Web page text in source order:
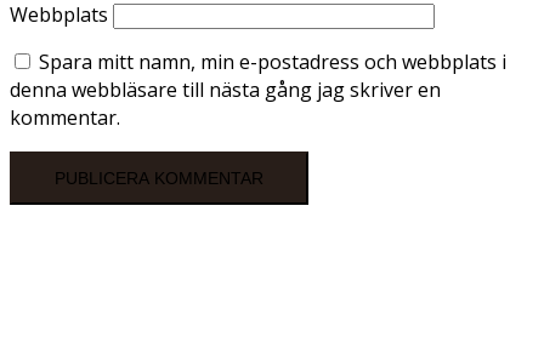
Webbplats
Spara mitt namn, min e-postadress och webbplats i
denna webbläsare till nästa gång jag skriver en
kommentar.